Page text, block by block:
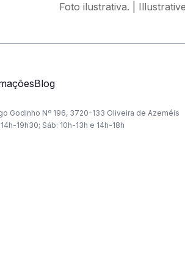
Foto ilustrativa. |
Blog
Godinho Nº 196, 3720-133 Oliveira de Azeméis
19h30; Sáb: 10h-13h e 14h-18h